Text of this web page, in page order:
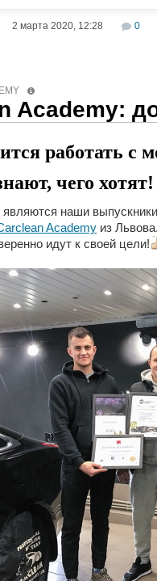
2 марта 2020, 12:28 0
Academy:
работать с
чего хотят!
являются наши
Academy из
идут к своей цели!